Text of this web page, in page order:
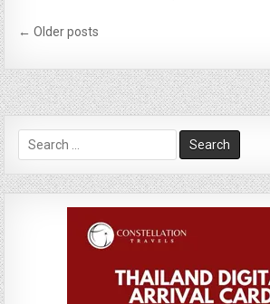
Navigasi
← Older posts
Search
for: